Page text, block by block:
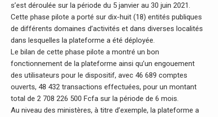
s’est déroulée sur la période du 5 janvier au 30 juin 2021.
Cette phase pilote a porté sur dix-huit (18) entités publiques
de différents domaines d’activités et dans diverses localités
dans lesquelles la plateforme a été déployée.
Le bilan de cette phase pilote a montré un bon
fonctionnement de la plateforme ainsi qu’un engouement
des utilisateurs pour le dispositif, avec 46 689 comptes
ouverts, 48 432 transactions effectuées, pour un montant
total de 2 708 226 500 Fcfa sur la période de 6 mois.
Au niveau des ministères, à titre d’exemple, la plateforme a